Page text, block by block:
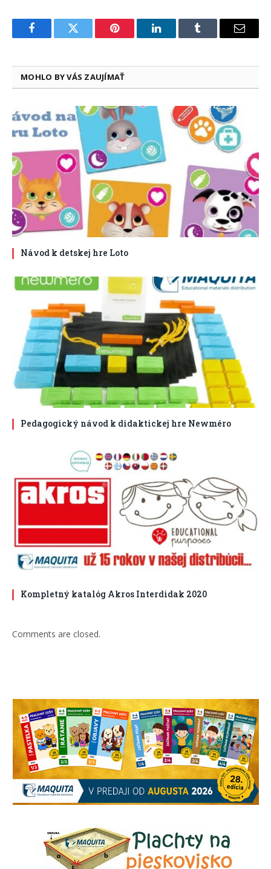
FacebookTwitter Pinterest LinkedInTumblr Email
MOHLO BY VÁS ZAUJÍMAŤ
Návod k detskej hre Loto
Pedagogický návod k didaktickej hre Newméro
Kompletný katalóg Akros Interdidak 2020
Comments are closed.